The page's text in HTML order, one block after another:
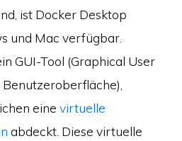
ist Docker Desktop
und Mac verfügbar.
GUI-Tool (Graphical User
eine virtuelle
abdeckt. Diese virtuelle